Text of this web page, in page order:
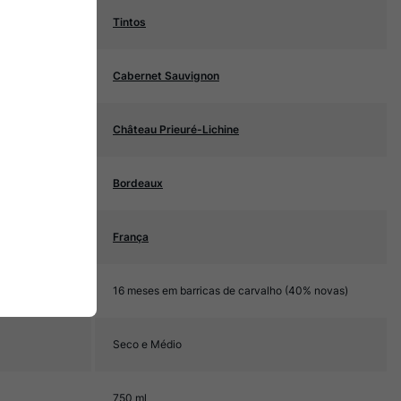
Tintos
Cabernet Sauvignon
Château Prieuré-Lichine
Bordeaux
França
16 meses em barricas de carvalho (40% novas)
Seco e Médio
750 ml